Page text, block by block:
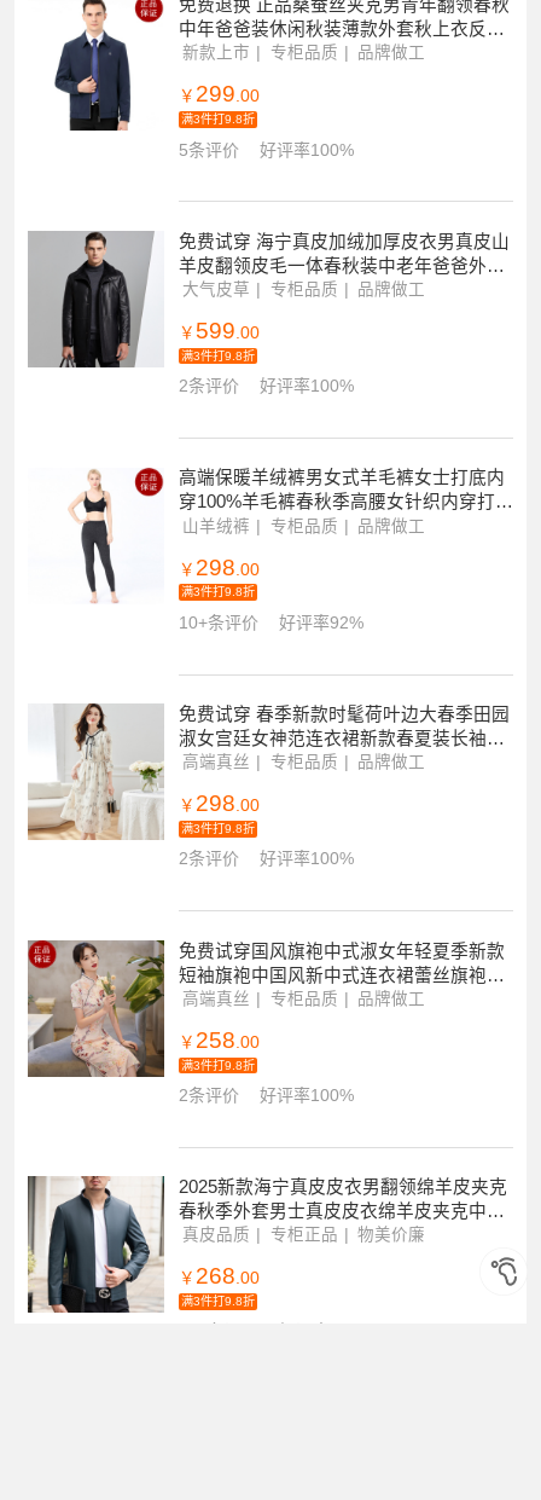
免费退换 正品桑蚕丝夹克男青年翻领春秋
中年爸爸装休闲秋装薄款外套秋上衣反季
促销特价
新款上市 专柜品质 品牌做工
￥ 299.00
满3件打9.8折
5条评价 好评率100%
免费试穿 海宁真皮加绒加厚皮衣男真皮山
羊皮翻领皮毛一体春秋装中老年爸爸外套
皮夹克新款冬装新款轻奢皮草真皮大码外
大气皮草 专柜品质 品牌做工
￥ 599 .00
满3件打9.8折
2条评价 好评率100%
高端保暖羊绒裤男女式羊毛裤女士打底内
穿100%羊毛裤春秋季高腰女针织内穿打底
毛裤羊毛护膝打底男款棉毛线秋裤绒裤衬
山羊绒裤 专柜品质 品牌做工
￥ 298 .00
满3件打9.8折
10+条评价 好评率92%
免费试穿 春季新款时髦荷叶边大春季田园
淑女宫廷女神范连衣裙新款春夏装长袖超
仙气雪纺小碎花连衣裙女气质收腰a字裙
高端真丝 专柜品质 品牌做工
￥ 298.00
满3件打9.8折
2条评价 好评率100%
免费试穿国风旗袍中式淑女年轻夏季新款
短袖旗袍中国风新中式连衣裙蕾丝旗袍女
春夏新款小个子改良年轻款高端气质
高端真丝 专柜品质 品牌做工
￥ 258 .00
满3件打9.8折
2条评价 好评率100%
2025新款海宁真皮皮衣男翻领绵羊皮夹克
春秋季外套男士真皮皮衣绵羊皮夹克中年
大码商务休闲翻领短款皮外男士外套皮夹
真皮品质 专柜正品 物美价廉
￥ 268.00
满3件打9.8折